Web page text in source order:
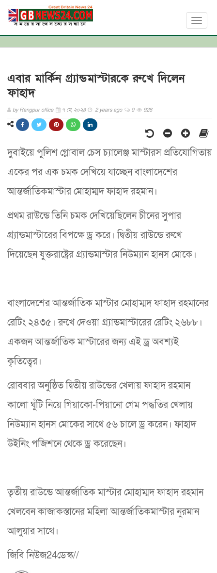
Toggle
এবার মার্কিন গ্র্যান্ডমাস্টারকে রুখে দিলেন
ফাহাদ
byRangpur office ৭ মে, ২০২৪ 2 years ago 0 928
দুবাইয়ে পুলিশ গ্লোবাল চেস চ্যালেঞ্জ মাস্টারস প্রতিযোগিতায়
একের পর এক চমক দেখিয়ে যাচ্ছেন বাংলাদেশের
আন্তর্জাতিকমাস্টার মোহাম্মদ ফাহাদ রহমান।
প্রথম রাউন্ডে তিনি চমক দেখিয়েছিলেন চীনের সুপার
গ্র্যান্ডমাস্টারের বিপক্ষে ড্র করে। দ্বিতীয় রাউন্ডে রুখে
দিয়েছেন যুক্তরাষ্ট্রের গ্র্যান্ডমাস্টার নিউম্যান হানস মোকে।
বাংলাদেশের আন্তর্জাতিক মাস্টার মোহাম্মদ ফাহাদ রহমানের
রেটিং ২৪৩৫। রুখে দেওয়া গ্র্যান্ডমাস্টারের রেটিং ২৬৮৮।
একজন আন্তর্জাতিক মাস্টারের জন্য এই ড্র অবশ্যই
কৃতিত্বের।
রোববার অনুষ্ঠিত দ্বিতীয় রাউন্ডের খেলায় ফাহাদ রহমান
কালো ঘুঁটি নিয়ে গিয়াকো-পিয়ানো গেম পদ্ধতির খেলায়
নিউম্যান হানস মোকের সাথে ৫৬ চালে ড্র করেন। ফাহাদ
উইনিং পজিশনে থেকে ড্র করেছেন।
তৃতীয় রাউন্ডে আন্তর্জাতিক মাস্টার মোহাম্মদ ফাহাদ রহমান
খেলবেন কাজাকস্তানের মহিলা আন্তর্জাতিকমাস্টার নুরমান
আলুয়ার সাথে।
জিবি নিউজ24ডেস্ক//